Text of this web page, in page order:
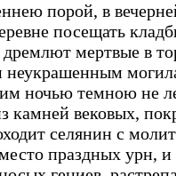
порой, в
посещать
дремлют мертвые в
неукрашенным
ночью темною не
камней вековых,
селянин с
праздных урн,